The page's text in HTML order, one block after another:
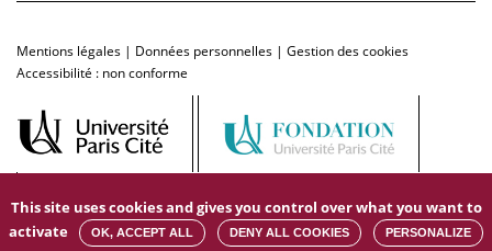
Mentions légales | Données personnelles | Gestion des cookies
Accessibilité : non conforme
This site uses cookies and gives you control over what you want to
activate
OK, ACCEPT ALL DENY ALL COOKIES PERSONALIZE